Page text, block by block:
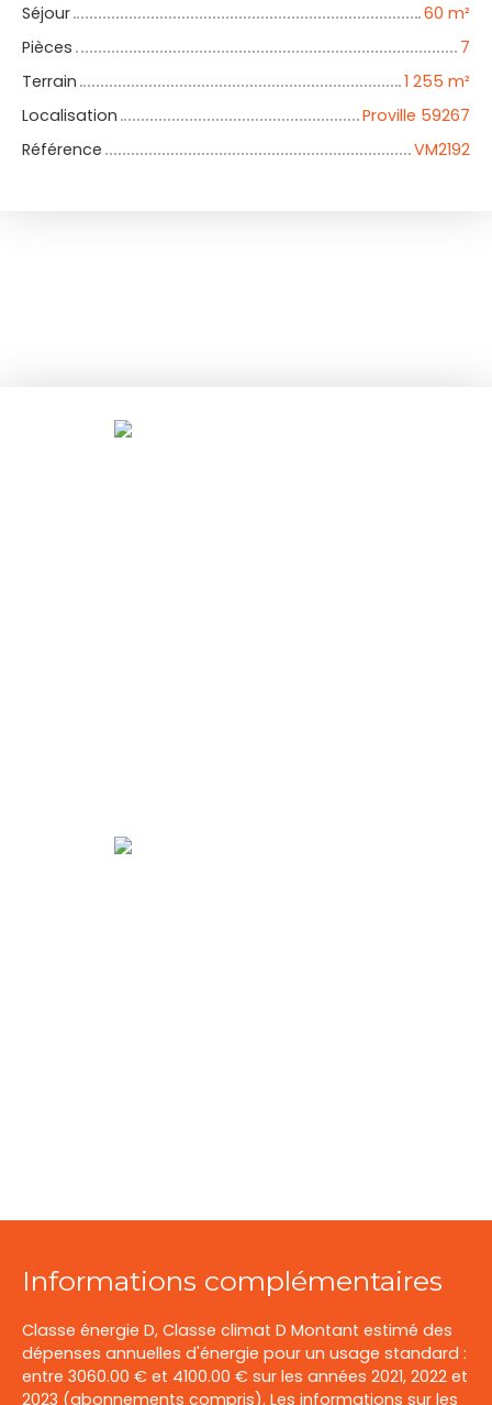
Séjour
60 m²
Pièces
7
Terrain
1 255 m²
Localisation
Proville 59267
Référence
VM2192
Informations complémentaires
Classe énergie D, Classe climat D Montant estimé des
dépenses annuelles d'énergie pour un usage standard :
entre 3060.00 € et 4100.00 € sur les années 2021, 2022 et
2023 (abonnements compris). Les informations sur les